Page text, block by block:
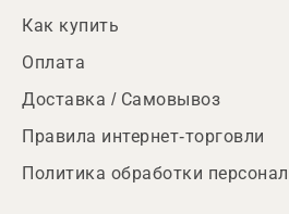
Как купить
Оплата
Доставка / Самовывоз
Правила интернет-торговли
Политика обработки